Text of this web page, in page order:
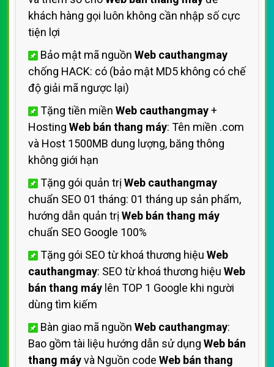
khách hàng gọi luôn không cần nhập số cực
tiện lợi
Bảo mật mã nguồn Web cauthangmay
chống HACK: có (bảo mật MD5 không có chế
độ giải mã ngược lại)
Tặng tiền miền Web cauthangmay+
Hosting Web bán thang máy: Tên miền .com
và Host 1500MB dung lượng, băng thông
không giới hạn
Tặng gói quản trị Web cauthangmay
chuẩn SEO 01 tháng: 01 tháng up sản phẩm,
hướng dẫn quản trị Web bán thang máy
chuẩn SEO Google 100%
Tặng gói SEO từ khoá thương hiệu Web
cauthangmay: SEO từ khoá thương hiệu Web
bán thang máy lên TOP 1 Google khi người
dùng tìm kiếm
Bàn giao mã nguồn Web cauthangmay:
Bao gồm tài liệu hướng dẫn sử dụng Web bán
thang máyvà Nguồn code Web bán thang